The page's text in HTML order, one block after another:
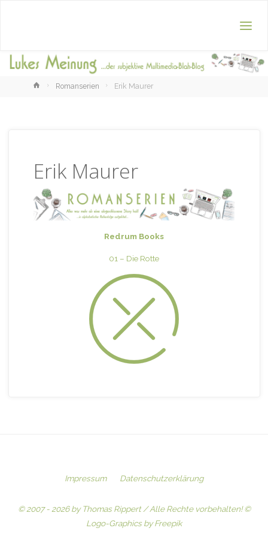
HomeRomanserien Erik Maurer
Erik Maurer
Redrum Books
01 – Die Rotte
Impressum Datenschutzerklärung
© 2007 - 2026 by Thomas Rippert / Alle Rechte vorbehalten! ©
Logo-Graphics by Freepik